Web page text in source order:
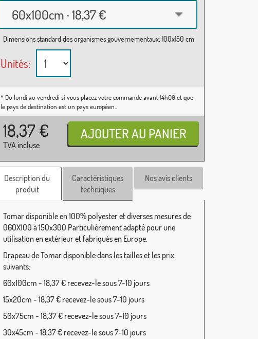
60x100cm · 18,37 €
Dimensions standard des organismes gouvernementaux: 100x150 cm
Unités:
* Du lundi au vendredi si vous placez votre commande avant 14h00 et que
le pays de destination est un pays européen..
18,37 €
TVA incluse
Description du
produit
Caractéristiques
techniques
Nos avis clients
Tomar disponible en 100% polyester et diverses mesures de
060X100 à 150x300 Particulièrement adapté pour une
utilisation en extérieur et fabriqués en Europe.
Drapeau de Tomar disponible dans les tailles et les prix
suivants:
60x100cm - 18,37 € recevez-le sous 7-10 jours
15x20cm - 18,37 € recevez-le sous 7-10 jours
50x75cm - 18,37 € recevez-le sous 7-10 jours
30x45cm - 18,37 € recevez-le sous 7-10 jours